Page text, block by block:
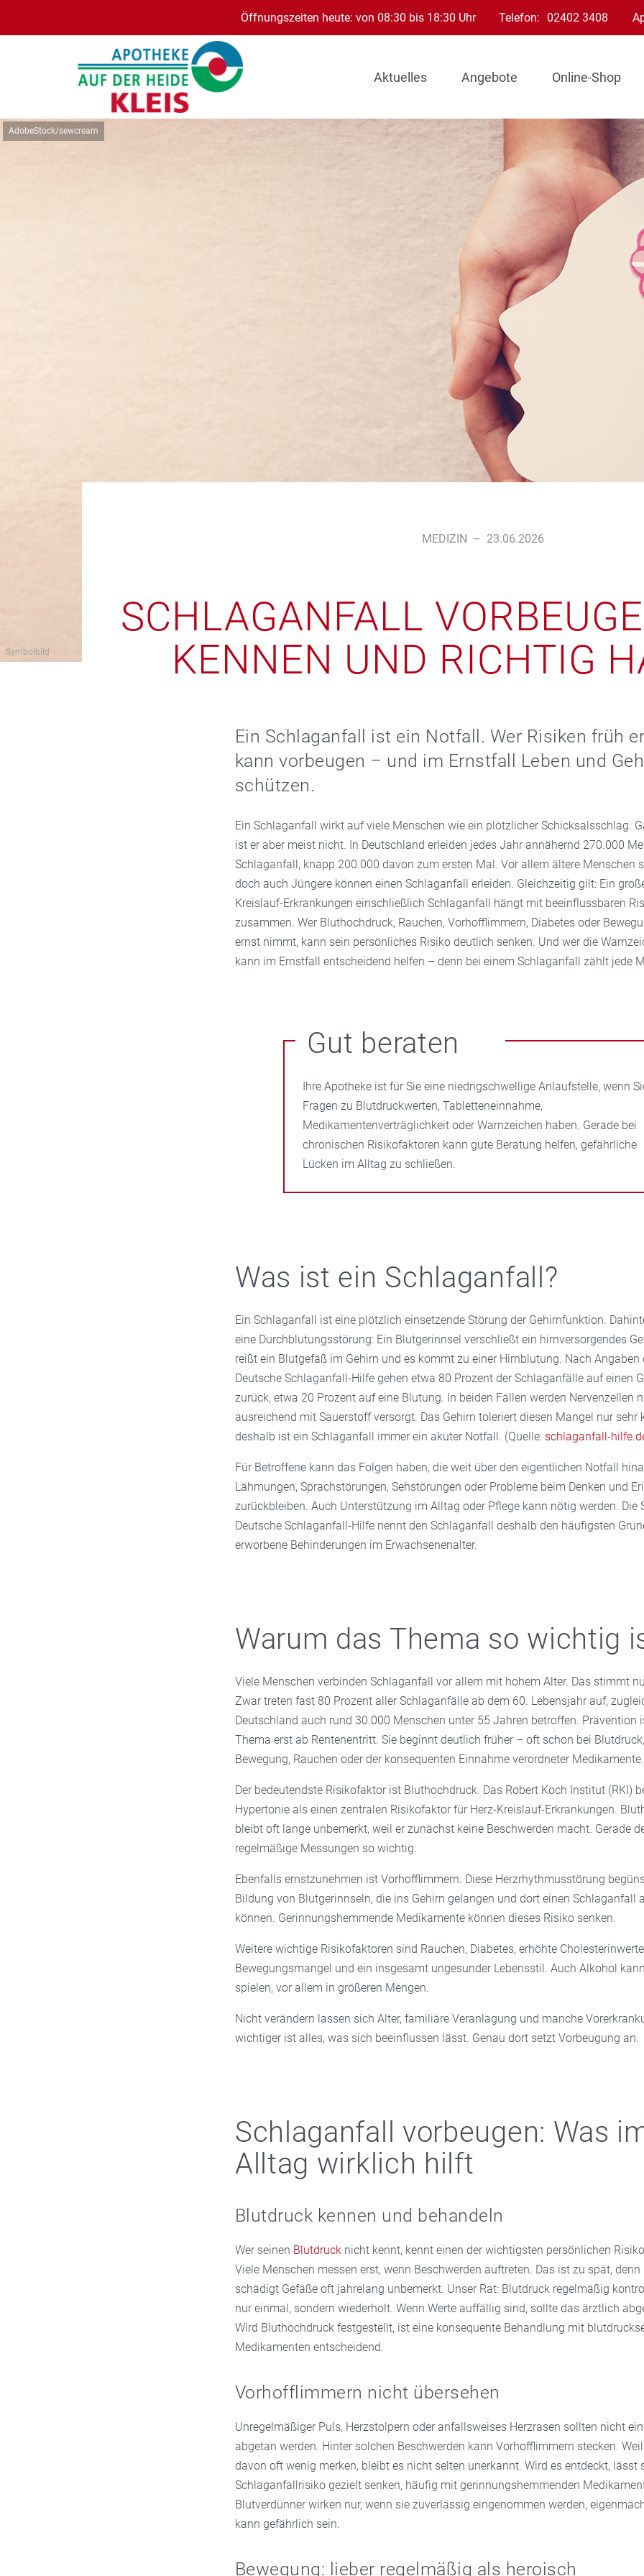
Öffnungszeiten heute: von 08:30 bis 18:30 Uhr Telefon: 02402 3408
Aktuelles Angebote Online-Shop
AdobeStock/sewcream
Symbolbild
MEDIZIN – 23.06.2026
SCHLAGANFALL
KENNEN UND RICHTIG
Ein Schlaganfall ist ein Notfall. Wer Risiken früh
kann vorbeugen – und im Ernstfall Leben und
schützen.
Ein Schlaganfall wirkt auf viele Menschen wie ein plötzlicher Schicksalsschlag.
ist er aber meist nicht. In Deutschland erleiden jedes Jahr annähernd 270.000
Schlaganfall, knapp 200.000 davon zum ersten Mal. Vor allem ältere Menschen
doch auch Jüngere können einen Schlaganfall erleiden. Gleichzeitig gilt: Ein
Kreislauf-Erkrankungen einschließlich Schlaganfall hängt mit beeinflussbaren
zusammen. Wer Bluthochdruck, Rauchen, Vorhofflimmern, Diabetes oder
ernst nimmt, kann sein persönliches Risiko deutlich senken. Und wer die
kann im Ernstfall entscheidend helfen – denn bei einem Schlaganfall zählt jede
Gut beraten
Ihre Apotheke ist für Sie eine niedrigschwellige Anlaufstelle, wenn
Fragen zu Blutdruckwerten, Tabletteneinnahme,
Medikamentenverträglichkeit oder Warnzeichen haben. Gerade bei
chronischen Risikofaktoren kann gute Beratung helfen, gefährliche
Lücken im Alltag zu schließen.
Was ist ein Schlaganfall?
Ein Schlaganfall ist eine plötzlich einsetzende Störung der Gehirnfunktion.
eine Durchblutungsstörung: Ein Blutgerinnsel verschließt ein hirnversorgendes
reißt ein Blutgefäß im Gehirn und es kommt zu einer Hirnblutung. Nach Angaben
Deutsche Schlaganfall-Hilfe gehen etwa 80 Prozent der Schlaganfälle auf einen
zurück, etwa 20 Prozent auf eine Blutung. In beiden Fällen werden Nervenzellen
ausreichend mit Sauerstoff versorgt. Das Gehirn toleriert diesen Mangel nur sehr
deshalb ist ein Schlaganfall immer ein akuter Notfall. (Quelle: schlaganfall-
Für Betroffene kann das Folgen haben, die weit über den eigentlichen Notfall
Lähmungen, Sprachstörungen, Sehstörungen oder Probleme beim Denken und
zurückbleiben. Auch Unterstützung im Alltag oder Pflege kann nötig werden. Die
Deutsche Schlaganfall-Hilfe nennt den Schlaganfall deshalb den häufigsten
erworbene Behinderungen im Erwachsenenalter.
Warum das Thema so wichtig
Viele Menschen verbinden Schlaganfall vor allem mit hohem Alter. Das stimmt
Zwar treten fast 80 Prozent aller Schlaganfälle ab dem 60. Lebensjahr auf,
Deutschland auch rund 30.000 Menschen unter 55 Jahren betroffen. Prävention
Thema erst ab Rentenentritt. Sie beginnt deutlich früher – oft schon bei
Bewegung, Rauchen oder der konsequenten Einnahme verordneter Medikamente.
Der bedeutendste Risikofaktor ist Bluthochdruck. Das Robert Koch Institut (RKI)
Hypertonie als einen zentralen Risikofaktor für Herz-Kreislauf-Erkrankungen.
bleibt oft lange unbemerkt, weil er zunächst keine Beschwerden macht. Gerade
regelmäßige Messungen so wichtig.
Ebenfalls ernstzunehmen ist Vorhofflimmern. Diese Herzrhythmusstörung
Bildung von Blutgerinnseln, die ins Gehirn gelangen und dort einen Schlaganfall
können. Gerinnungshemmende Medikamente können dieses Risiko senken.
Weitere wichtige Risikofaktoren sind Rauchen, Diabetes, erhöhte
Bewegungsmangel und ein insgesamt ungesunder Lebensstil. Auch Alkohol
spielen, vor allem in größeren Mengen.
Nicht verändern lassen sich Alter, familiäre Veranlagung und manche
wichtiger ist alles, was sich beeinflussen lässt. Genau dort setzt Vorbeugung an.
Schlaganfall vorbeugen: Was
Alltag wirklich hilft
Blutdruck kennen und behandeln
Wer seinen Blutdrucknicht kennt, kennt einen der wichtigsten persönlichen
Viele Menschen messen erst, wenn Beschwerden auftreten. Das ist zu spät,
schädigt Gefäße oft jahrelang unbemerkt. Unser Rat: Blutdruck regelmäßig
nur einmal, sondern wiederholt. Wenn Werte auffällig sind, sollte das ärztlich
Wird Bluthochdruck festgestellt, ist eine konsequente Behandlung mit
Medikamenten entscheidend.
Vorhofflimmern nicht übersehen
Unregelmäßiger Puls, Herzstolpern oder anfallsweises Herzrasen sollten nicht
abgetan werden. Hinter solchen Beschwerden kann Vorhofflimmern stecken.
davon oft wenig merken, bleibt es nicht selten unerkannt. Wird es entdeckt, lässt
Schlaganfallrisiko gezielt senken, häufig mit gerinnungshemmenden
Blutverdünner wirken nur, wenn sie zuverlässig eingenommen werden,
kann gefährlich sein.
Bewegung: lieber regelmäßig als heroisch